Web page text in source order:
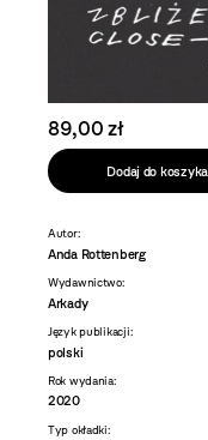
89,00 zł
Dodaj do koszyka
Autor:
Anda Rottenberg
Wydawnictwo:
Arkady
Język publikacji:
polski
Rok wydania:
2020
Typ okładki: